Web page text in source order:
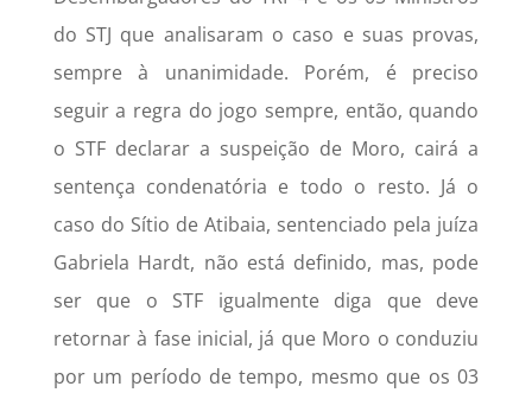
do STJ que analisaram o caso e suas provas,
sempre à unanimidade. Porém, é preciso
seguir a regra do jogo sempre, então, quando
o STF declarar a suspeição de Moro, cairá a
sentença condenatória e todo o resto. Já o
caso do Sítio de Atibaia, sentenciado pela juíza
Gabriela Hardt, não está definido, mas, pode
ser que o STF igualmente diga que deve
retornar à fase inicial, já que Moro o conduziu
por um período de tempo, mesmo que os 03